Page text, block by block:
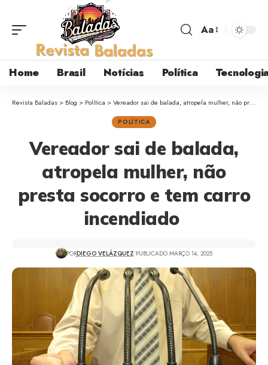
Aa
Home Brasil Notícias Política
Revista Baladas > Blog > Política >Vereador sai de balada, atropela mulher, não presta socorro e tem carro incendiado
POLÍTICA
Vereador sai de balada,
atropela mulher, não
presta socorro e tem carro
incendiado
PORDIEGO VELÁZQUEZ PUBLICADO MARÇO 14, 2025